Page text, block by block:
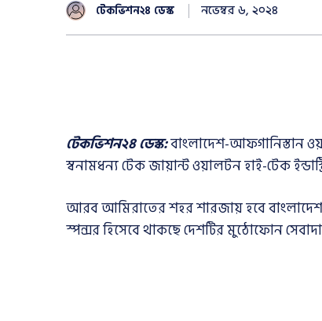
টেকভিশন২৪ ডেস্ক নভেম্বর ৬, ২০২৪
টেকভিশন২৪ ডেস্ক:বাংলাদেশ-আফগানিস্তান
স্বনামধন্য টেক জায়ান্ট ওয়ালটন হাই-টেক
আরব আমিরাতের শহর শারজায় হবে
স্পন্সর হিসেবে থাকছে দেশটির মুঠোফোন